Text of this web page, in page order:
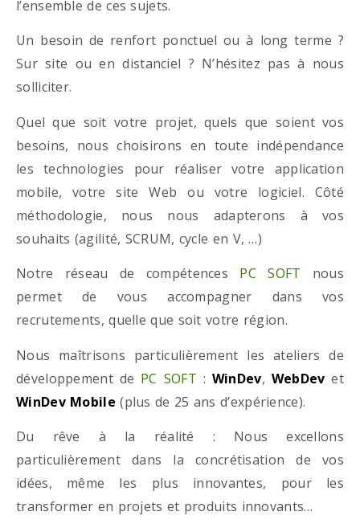
l’ensemble de ces sujets.
Un besoin de renfort ponctuel ou à long terme ?
Sur site ou en distanciel ? N’hésitez pas à nous
solliciter.
Quel que soit votre projet, quels que soient vos
besoins, nous choisirons en toute indépendance
les technologies pour réaliser votre application
mobile, votre site Web ou votre logiciel. Côté
méthodologie, nous nous adapterons à vos
souhaits (agilité, SCRUM, cycle en V, …)
Notre réseau de compétences PC SOFT nous
permet de vous accompagner dans vos
recrutements, quelle que soit votre région.
Nous maîtrisons particulièrement les ateliers de
développement de PC SOFT : WinDev, WebDev et
WinDev Mobile (plus de 25 ans d’expérience).
Du rêve à la réalité : Nous excellons
particulièrement dans la concrétisation de vos
idées, même les plus innovantes, pour les
transformer en projets et produits innovants…